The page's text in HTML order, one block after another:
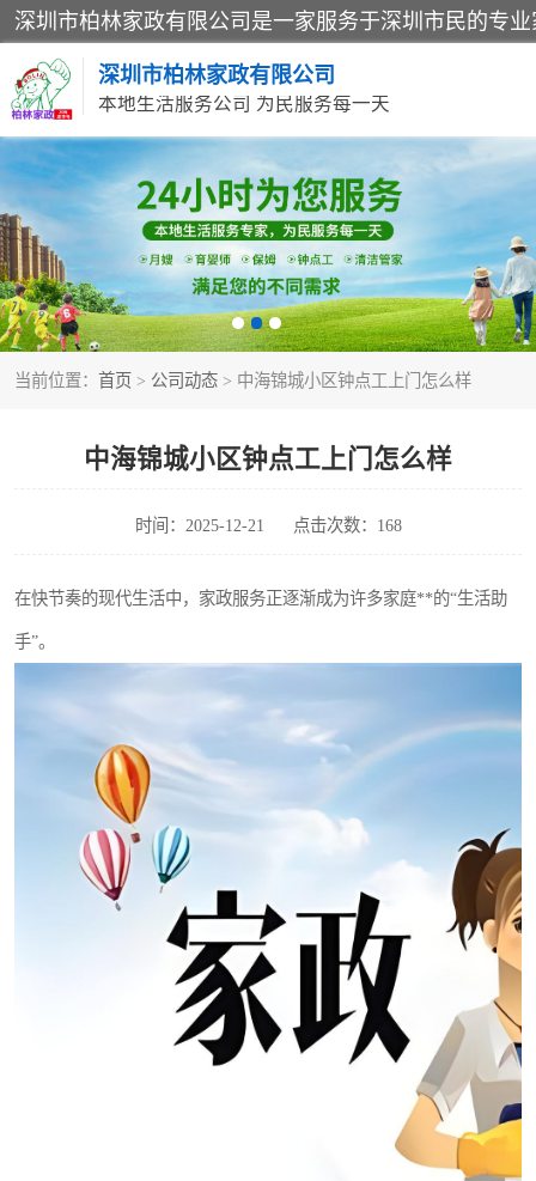
深圳市柏林家政有限公司
本地生活服务公司 为民服务每一天
当前位置： 首页 > 公司动态 > 中海锦城小区钟点工上门怎么样
中海锦城小区钟点工上门怎么样
时间：2025-12-21 点击次数：168
在快节奏的现代生活中，家政服务正逐渐成为许多家庭**的“生活助
手”。
家居保洁
家庭保姆